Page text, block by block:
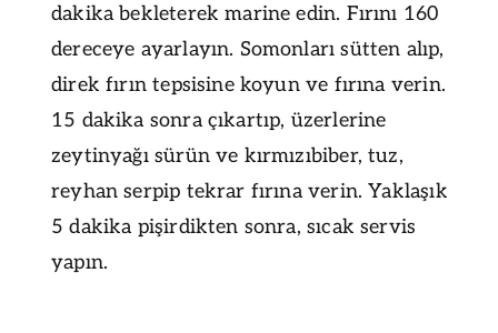
dakika bekleterek marine edin. Fırını 160
dereceye ayarlayın. Somonları sütten alıp,
direk fırın tepsisine koyun ve fırına verin.
15 dakika sonra çıkartıp, üzerlerine
zeytinyağı sürün ve kırmızıbiber, tuz,
reyhan serpip tekrar fırına verin. Yaklaşık
5 dakika pişirdikten sonra, sıcak servis
yapın.